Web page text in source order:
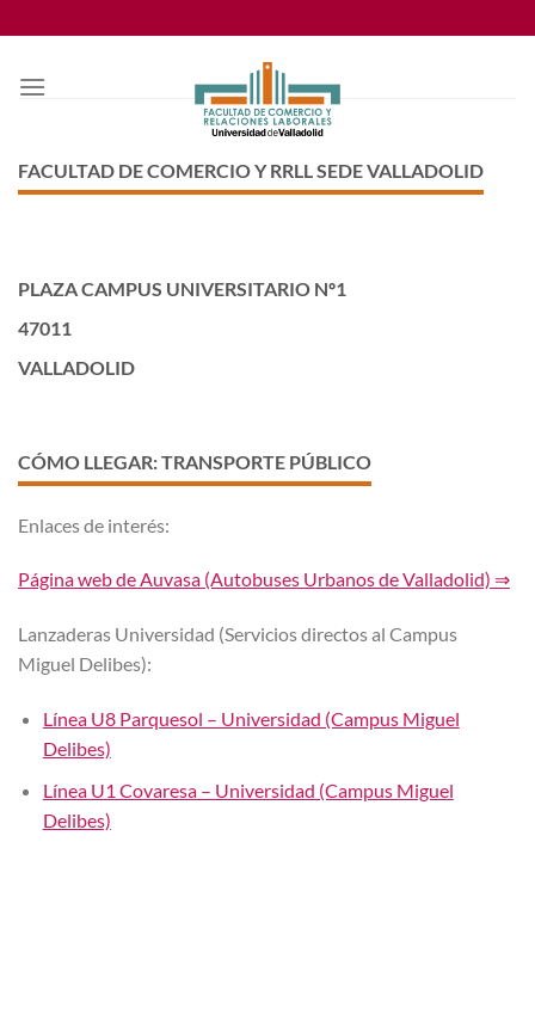
al
contenido
FACULTAD DE COMERCIO Y RRLL SEDE VALLADOLID
PLAZA CAMPUS UNIVERSITARIO Nº1
47011
VALLADOLID
CÓMO LLEGAR: TRANSPORTE PÚBLICO
Enlaces de interés:
Página web de Auvasa (Autobuses Urbanos de Valladolid) ⇒
Lanzaderas Universidad (Servicios directos al Campus
Miguel Delibes):
Línea U8 Parquesol – Universidad (Campus Miguel
Delibes)
Línea U1 Covaresa – Universidad (Campus Miguel
Delibes)